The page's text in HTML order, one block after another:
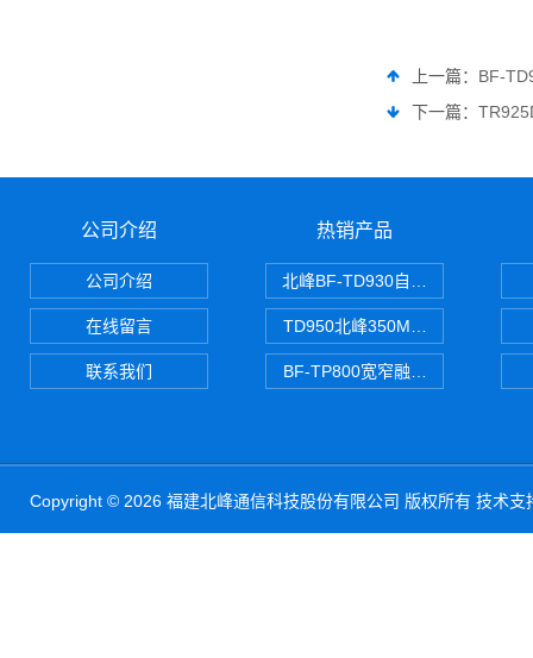
上一篇： BF-
下一篇：
公司介绍
公司介绍
在线留言
联系我们
热销产品
北峰BF-TD930自组网对讲机
TD950北峰350M对讲机 PDT数
BF-TP800宽窄融合对讲机
Copyright © 2026 福建北峰通信科技股份有限公司 版权所有 技术支